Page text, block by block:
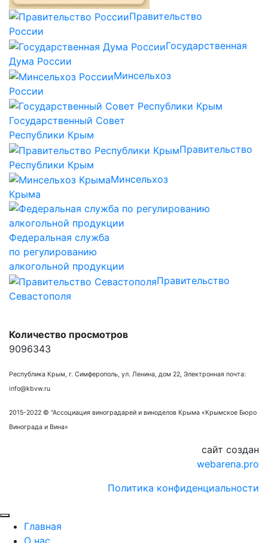
Правительство
России
Государственная
Дума России
Минсельхоз
России
Государственный Совет
Республики Крым
Правительство
Республики Крым
Минсельхоз
Крыма
Федеральная служба
по регулированию
алкогольной продукции
Правительство
Севастополя
Количество просмотров
9096343
Республика Крым, г. Симферополь, ул. Ленина, дом 22, Электронная почта:
info@kbvw.ru
2015-2022 © "Ассоциация виноградарей и виноделов Крыма «Крымское Бюро
Винограда и Вина»
сайт создан
webarena.pro
Политика конфиденциальности
Главная